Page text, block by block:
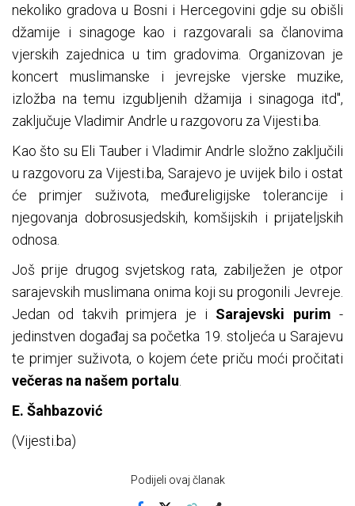
nekoliko gradova u Bosni i Hercegovini gdje su obišli
džamije i sinagoge kao i razgovarali sa članovima
vjerskih zajednica u tim gradovima. Organizovan je
koncert muslimanske i jevrejske vjerske muzike,
izložba na temu izgubljenih džamija i sinagoga itd",
zaključuje Vladimir Andrle u razgovoru za Vijesti.ba.
Kao što su Eli Tauber i Vladimir Andrle složno zaključili
u razgovoru za Vijesti.ba, Sarajevo je uvijek bilo i ostat
će primjer suživota, međureligijske tolerancije i
njegovanja dobrosusjedskih, komšijskih i prijateljskih
odnosa.
Još prije drugog svjetskog rata, zabilježen je otpor
sarajevskih muslimana onima koji su progonili Jevreje.
Jedan od takvih primjera je i Sarajevski purim -
jedinstven događaj sa početka 19. stoljeća u Sarajevu
te primjer suživota, o kojem ćete priču moći pročitati
večeras na našem portalu
E. Šahbazović
(Vijesti.ba)
Podijeli ovaj članak